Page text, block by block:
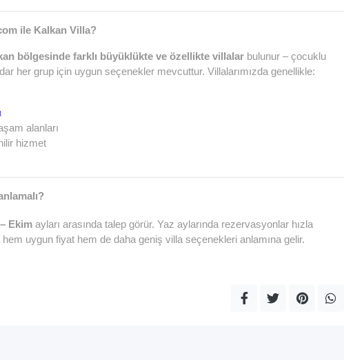
ile Kalkan Villa?
bölgesinde farklı büyüklükte ve özellikte villalar bulunur – çocuklu
her grup için uygun seçenekler mevcuttur. Villalarımızda genellikle:
alanları
hizmet
Ekim ayları arasında talep görür. Yaz aylarında rezervasyonlar hızla
uygun fiyat hem de daha geniş villa seçenekleri anlamına gelir.